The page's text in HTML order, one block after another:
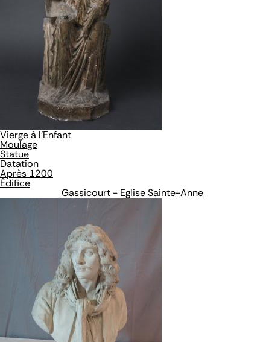
Vierge à l'Enfant
Moulage
Statue
Datation
Après 1200
Édifice
Gassicourt - Eglise Sainte-Anne